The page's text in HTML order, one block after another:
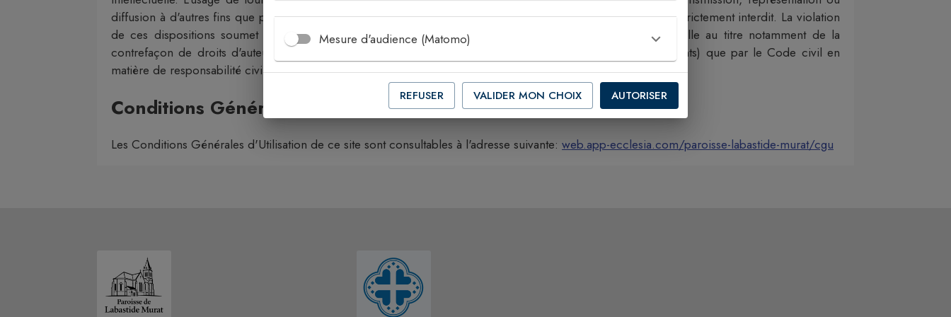
diffusion à d'autres fins que pour l'usage personnel et privé dans un but non commercial de l'internaute est strictement interdit. La violation
de ces dispositions soumet son auteur aux sanctions prévues tant par le Code de la propriété intellectuelle au titre notamment de la
contrefaçon de droits d'auteur (articles L.335-3 et suivants), de droit des marques (articles L.716-9 et suivants) que par le Code civil en
matière de responsabilité civile (article 9, articles 1382 et suivants).
Conditions Générales d'Utilisation (CGU)
Les Conditions Générales d'Utilisation de ce site sont consultables à l'adresse suivante: web.app-ecclesia.com/paroisse-labastide-murat/cgu
Mesure d'audience (Matomo)
REFUSER VALIDER MON CHOIX AUTORISER